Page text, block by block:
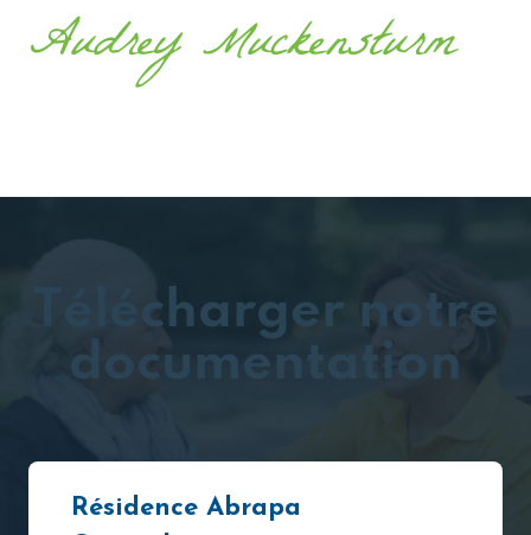
Audrey Muckensturm
Télécharger notre
documentation
Résidence Abrapa